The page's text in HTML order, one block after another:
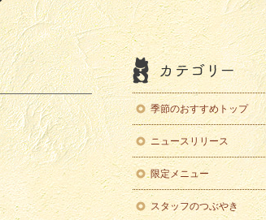
季節のおすすめトップ
ニュースリリース
限定メニュー
スタッフのつぶやき